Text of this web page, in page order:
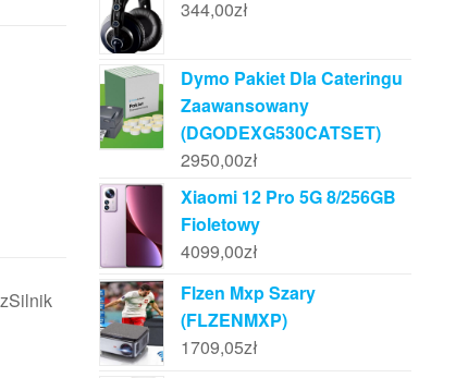
344,00zł
Dymo Pakiet Dla Cateringu
Zaawansowany
(DGODEXG530CATSET)
2950,00zł
Xiaomi 12 Pro 5G 8/256GB
Fioletowy
4099,00zł
Flzen Mxp Szary
(FLZENMXP)
1709,05zł